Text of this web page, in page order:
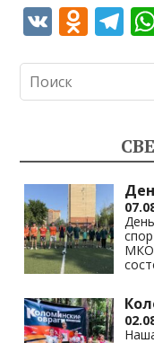
V O
o
as
s
ni
ki
T
gr
a
m